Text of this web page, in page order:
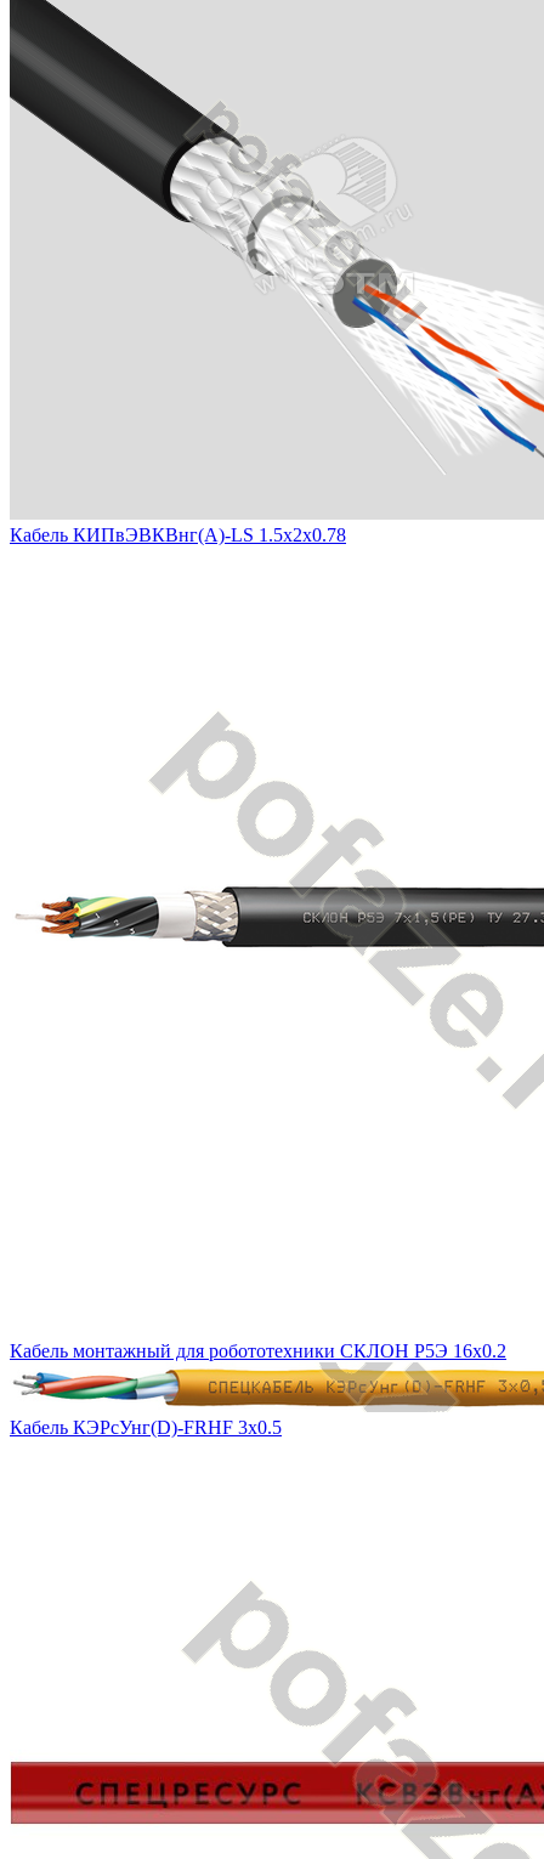
Кабель КИПвЭВКВнг(А)-LS 1.5х2х0.78
Кабель монтажный для робототехники СКЛОН Р5Э 16х0.2
Кабель КЭРсУнг(D)-FRHF 3х0.5